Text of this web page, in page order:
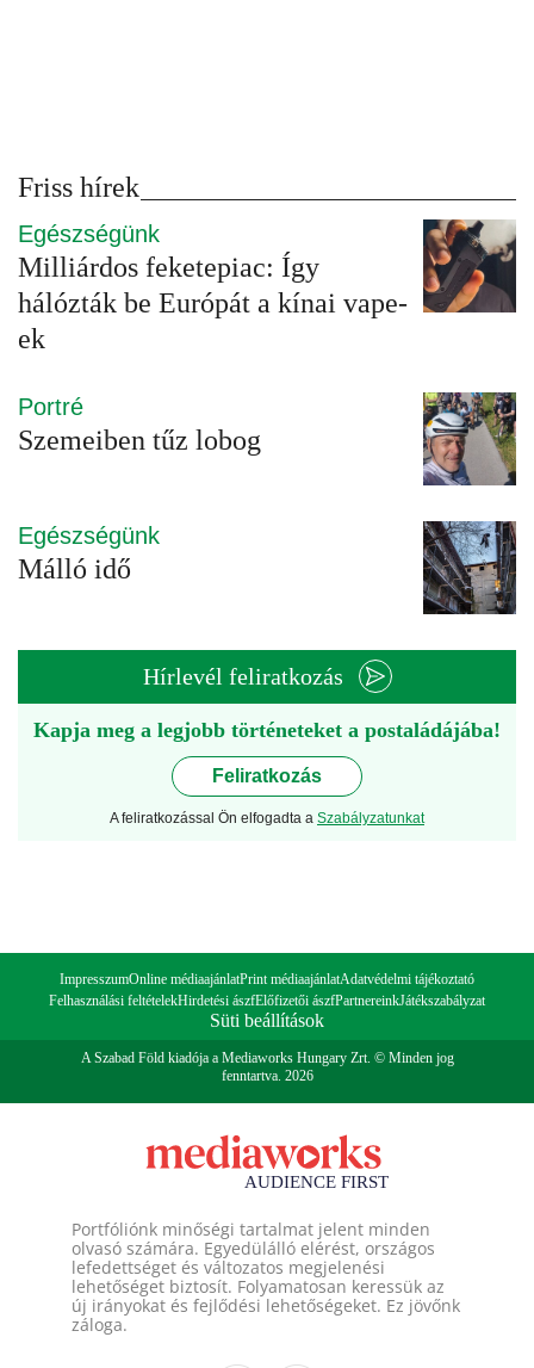
Friss hírek
Egészségünk
Milliárdos feketepiac: Így
hálózták be Európát a kínai vape-
ek
Portré
Szemeiben tűz lobog
Egészségünk
Málló idő
Hírlevél feliratkozás
Kapja meg a legjobb történeteket a postaládájába!
Feliratkozás
A feliratkozással Ön elfogadta a Szabályzatunkat
ImpresszumOnline médiaajánlatPrint médiaajánlatAdatvédelmi tájékoztató
Felhasználási feltételekHirdetési ászfElőfizetői ászfPartnereinkJátékszabályzat
Süti beállítások
A Szabad Föld kiadója a Mediaworks Hungary Zrt. © Minden jog
fenntartva. 2026
Portfóliónk minőségi tartalmat jelent minden
olvasó számára. Egyedülálló elérést, országos
lefedettséget és változatos megjelenési
lehetőséget biztosít. Folyamatosan keressük az
új irányokat és fejlődési lehetőségeket. Ez jövőnk
záloga.